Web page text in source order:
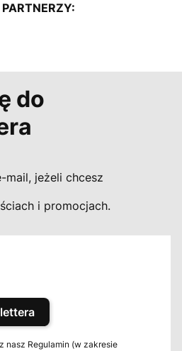
do
mail, jeżeli chcesz
i promocjach.
nasz Regulamin (w zakresie